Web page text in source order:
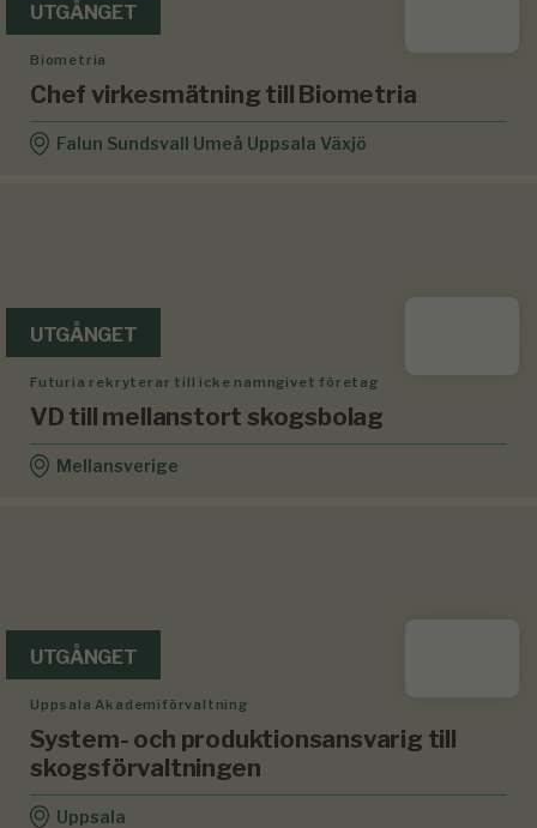
UTGÅNGET
Biometria
Chef virkesmätning till Biometria
Falun Sundsvall Umeå Uppsala Växjö
UTGÅNGET
Futuria rekryterar till icke namngivet företag
VD till mellanstort skogsbolag
Mellansverige
UTGÅNGET
Uppsala Akademiförvaltning
System- och produktionsansvarig till
skogsförvaltningen
Uppsala